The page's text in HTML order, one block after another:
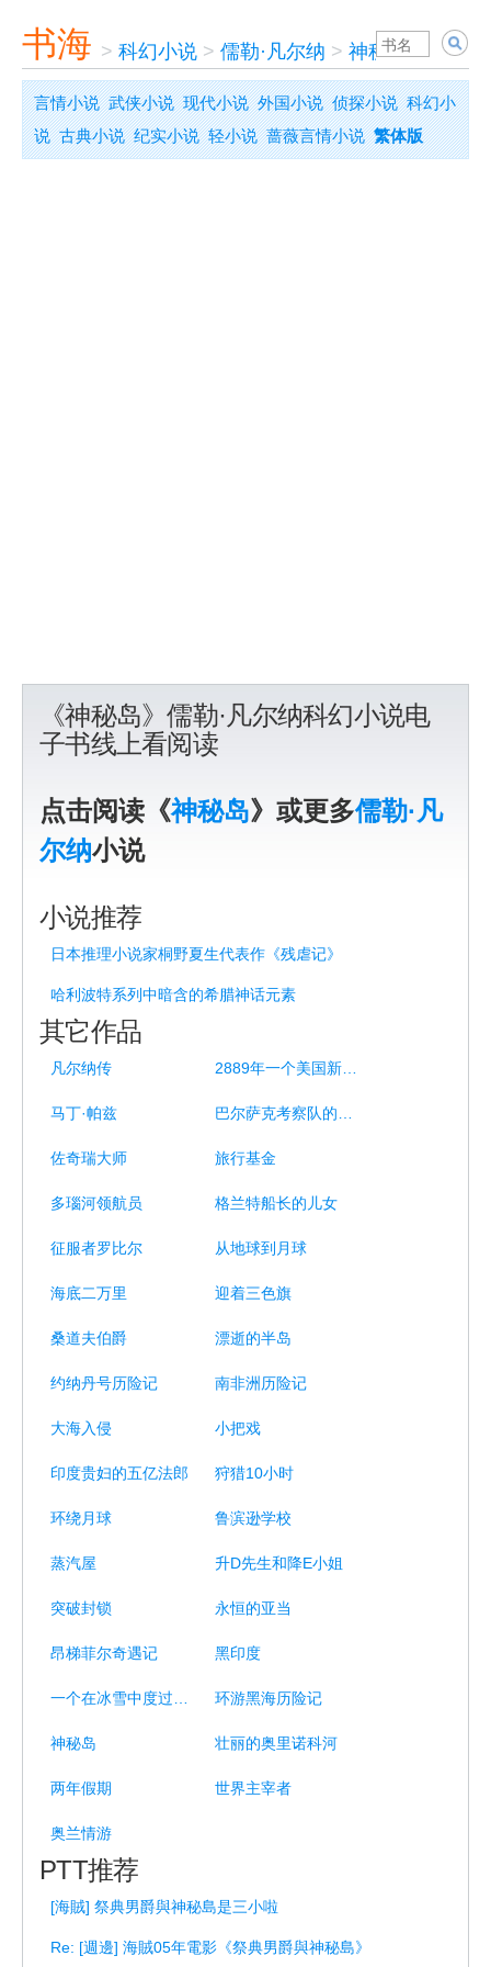
书海 > 科幻小说 > 儒勒·凡尔纳 > 神秘岛
言情小说 武侠小说 现代小说 外国小说 侦探小说 科幻小
说 古典小说 纪实小说 轻小说 蔷薇言情小说 繁体版
《神秘岛》儒勒·凡尔纳科幻小说电
子书线上看阅读
点击阅读《神秘岛》或更多儒勒·凡
尔纳小说
小说推荐
日本推理小说家桐野夏生代表作《残虐记》
哈利波特系列中暗含的希腊神话元素
其它作品
凡尔纳传
马丁·帕兹
佐奇瑞大师 旅行基金
多瑙河领航员 格兰特船长的儿女
征服者罗比尔 从地球到月球
海底二万里 迎着三色旗
桑道夫伯爵 漂逝的半岛
约纳丹号历险记 南非洲历险记
大海入侵 小把戏
印度贵妇的五亿法郎 狩猎10小时
环绕月球 鲁滨逊学校
蒸汽屋 升D先生和降E小姐
突破封锁 永恒的亚当
昂梯菲尔奇遇记 黑印度
环游黑海历险记
神秘岛 壮丽的奥里诺科河
两年假期 世界主宰者
奥兰情游
PTT推荐
[海賊] 祭典男爵與神秘島是三小啦
Re: [週邊] 海賊05年電影《祭典男爵與神秘島》